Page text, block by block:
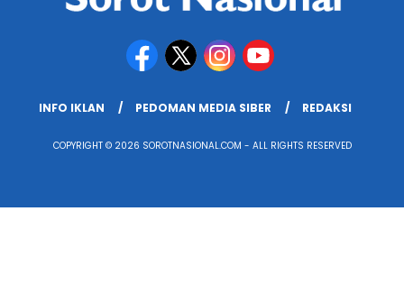
INFO IKLAN PEDOMAN MEDIA SIBER REDAKSI
COPYRIGHT © 2026 SOROTNASIONAL.COM - ALL RIGHTS RESERVED